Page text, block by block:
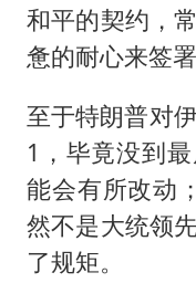
和平的契约，
惫的耐心来签署
至于特朗普对
1，毕竟没到
能会有所改动
然不是大统领
了规矩。